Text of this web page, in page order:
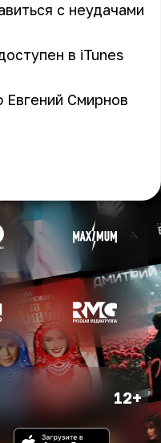
с неудачами
в iTunes
Смирнов
12+